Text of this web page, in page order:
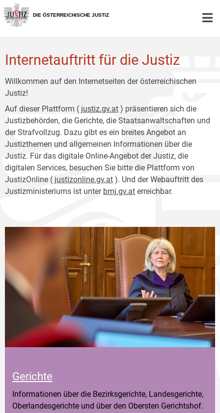
Zur
Hauptnavigation
[1]
Zum
Inhalt
[2]
DIE ÖSTERREICHISCHE JUSTIZ
Internetauftritt für die Justiz
Willkommen auf den Internetseiten der österreichischen
Justiz!
Auf dieser Plattform ( justiz.gv.at ) präsentieren sich die
Justizbehörden, die Gerichte, die Staatsanwaltschaften und
der Strafvollzug. Dazu gibt es ein breites Angebot an
Justizthemen und allgemeinen Informationen über die
Justiz. Für das digitale Online-Angebot der Justiz, die
digitalen Services, besuchen Sie bitte die Plattform von
JustizOnline ( justizonline.gv.at ). Und der Webauftritt des
Justizministeriums ist unter bmj.gv.at erreichbar.
Gerichte
Informationen über die Bezirksgerichte, Landesgerichte,
Oberlandesgerichte und über den Obersten Gerichtshof.